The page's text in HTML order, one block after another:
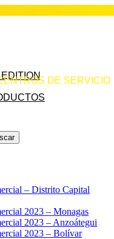
DE SERVICIO
– Distrito Capital
2023 – Monagas
2023 – Anzoátegui
2023 – Bolívar